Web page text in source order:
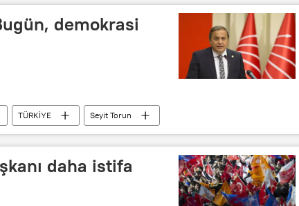
demokrasi
TÜRKİYE
Seyit Torun
AK Parti CHP
daha istifa